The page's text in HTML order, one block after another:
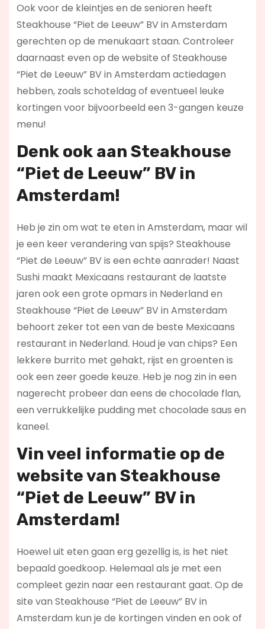
Ook voor de kleintjes en de senioren heeft
Steakhouse “Piet de Leeuw” BV in Amsterdam
gerechten op de menukaart staan. Controleer
daarnaast even op de website of Steakhouse
“Piet de Leeuw” BV in Amsterdam actiedagen
hebben, zoals schoteldag of eventueel leuke
kortingen voor bijvoorbeeld een 3-gangen keuze
menu!
Denk ook aan Steakhouse
“Piet de Leeuw” BV in
Amsterdam!
Heb je zin om wat te eten in Amsterdam, maar wil
je een keer verandering van spijs? Steakhouse
“Piet de Leeuw” BV is een echte aanrader! Naast
Sushi maakt Mexicaans restaurant de laatste
jaren ook een grote opmars in Nederland en
Steakhouse “Piet de Leeuw” BV in Amsterdam
behoort zeker tot een van de beste Mexicaans
restaurant in Nederland. Houd je van chips? Een
lekkere burrito met gehakt, rijst en groenten is
ook een zeer goede keuze. Heb je nog zin in een
nagerecht probeer dan eens de chocolade flan,
een verrukkelijke pudding met chocolade saus en
kaneel.
Vin veel informatie op de
website van Steakhouse
“Piet de Leeuw” BV in
Amsterdam!
Hoewel uit eten gaan erg gezellig is, is het niet
bepaald goedkoop. Helemaal als je met een
compleet gezin naar een restaurant gaat. Op de
site van Steakhouse “Piet de Leeuw” BV in
Amsterdam kun je de kortingen vinden en ook of